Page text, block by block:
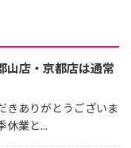
店・京都店は通常
きありがとうございま
休業と...